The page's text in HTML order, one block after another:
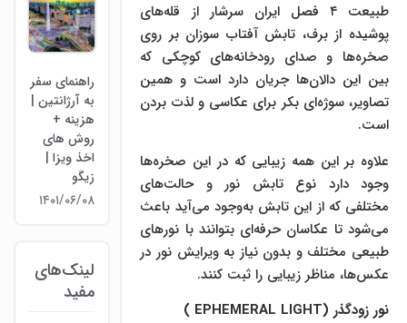
طبیعت ۴ فصل ایران سرشار از قله‌های
پوشیده از برف، تابش آفتاب سوزان بر روی
صخره‌ها و صدای رودخانه‌های کوچکی که
بین این دالان‌ها جریان دارد است و همین
تصاویر، سوژه‌ای بکر برای عکاسی و لذت بردن
است.
علاوه بر این ‌همه زیبایی که در این صخره‌ها
وجود دارد نوع تابش نور و حالت‌های
مختلفی که از این تابش به‌وجود می‌آید باعث
می‌شود تا عکاسان حرفه‌ای بتوانند با نور‌های
طبیعی مختلف و بدون نیاز به ویرایش نور در
عکس‌ها، مناظر زیبایی را ثبت کنند.
نور زود‌گذر (EPHEMERAL LIGHT
)
راهنمای سفر
به آرژانتین |
هزینه +
روش های
اخذ ویزا |
زیگو
۱۴۰۱/۰۶/۰۸
لینک‌های
مفید